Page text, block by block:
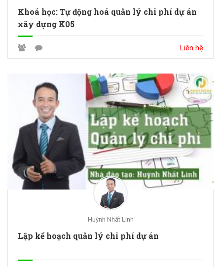
Khoá học: Tự động hoá quản lý chi phí dự án
xây dựng K05
Liên hệ
Huỳnh Nhất Linh
Lập kế hoạch quản lý chi phí dự án